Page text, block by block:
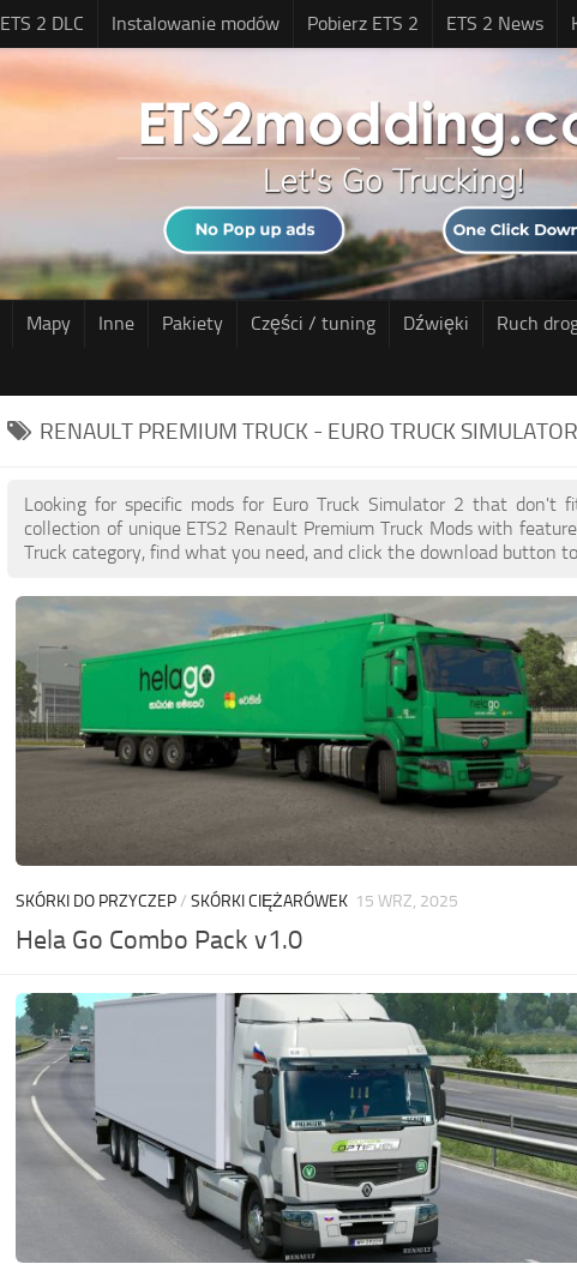
ETS 2 DLC Instalowanie modów Pobierz ETS 2 ETS 2 News
Mapy Inne Pakiety Części / tuning Dźwięki Ruch
RENAULT PREMIUM TRUCK - EURO TRUCK
Looking for specific mods for Euro Truck Simulator 2 that don't
collection of unique ETS2 Renault Premium Truck Mods with
Truck category, find what you need, and click the download button
SKÓRKI DO PRZYCZEP/SKÓRKI CIĘŻARÓWEK 15 WRZ, 2025
Hela Go Combo Pack v1.0